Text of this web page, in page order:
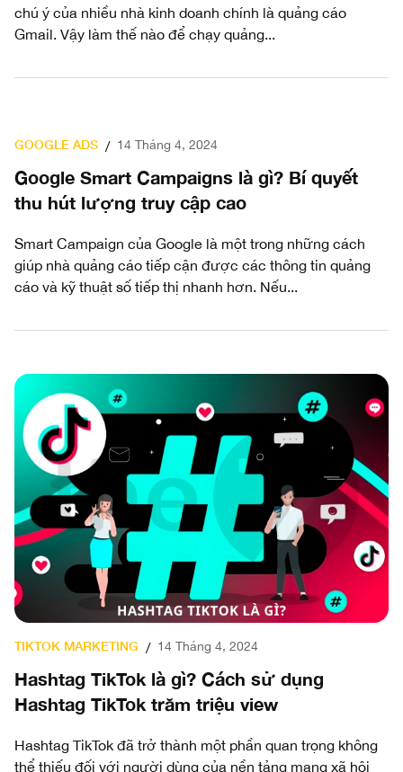
chú ý của nhiều nhà kinh doanh chính là quảng cáo
Gmail. Vậy làm thế nào để chạy quảng...
GOOGLE ADS / 14 Tháng 4, 2024
Google Smart Campaigns là gì? Bí quyết
thu hút lượng truy cập cao
Smart Campaign của Google là một trong những cách
giúp nhà quảng cáo tiếp cận được các thông tin quảng
cáo và kỹ thuật số tiếp thị nhanh hơn. Nếu...
TIKTOK MARKETING / 14 Tháng 4, 2024
Hashtag TikTok là gì? Cách sử dụng
Hashtag TikTok trăm triệu view
Hashtag TikTok đã trở thành một phần quan trọng không
thể thiếu đối với người dùng của nền tảng mạng xã hội